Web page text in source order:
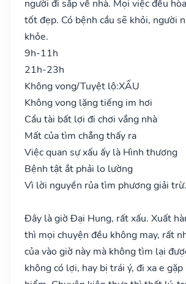
người đi sắp về nhà. Mọi việc đều
tốt đẹp. Có bệnh cầu sẽ khỏi, người
khỏe.
9h-11h
21h-23h
Không vong/Tuyệt lộ:XẤU
Không vong lặng tiếng im hơi
Cầu tài bất lợi đi chơi vắng nhà
Mất của tìm chẳng thấy ra
Việc quan sự xấu ấy là Hình thương
Bệnh tật ắt phải lo lường
Vì lời nguyền rủa tìm phương giải
Đây là giờ Đại Hung, rất xấu. Xuất
thì mọi chuyện đều không may, rất
của vào giờ này mà không tìm lại
không có lợi, hay bị trái ý, đi xa e